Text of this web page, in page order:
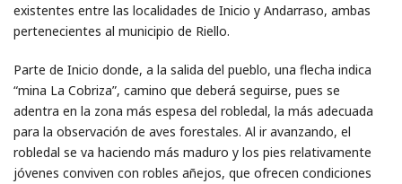
existentes entre las localidades de Inicio y Andarraso, ambas
pertenecientes al municipio de Riello.
Parte de Inicio donde, a la salida del pueblo, una flecha indica
“mina La Cobriza”, camino que deberá seguirse, pues se
adentra en la zona más espesa del robledal, la más adecuada
para la observación de aves forestales. Al ir avanzando, el
robledal se va haciendo más maduro y los pies relativamente
jóvenes conviven con robles añejos, que ofrecen condiciones